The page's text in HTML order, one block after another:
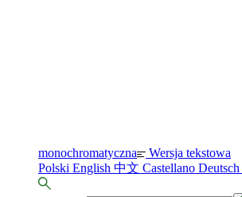
monochromatyczna Wersja tekstowa
Polski English 中文 Castellano Deutsch